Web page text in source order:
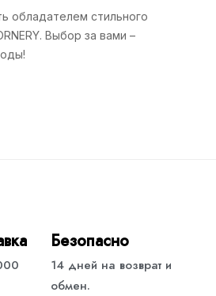
обладателем стильного
Выбор за вами –
Безопасно
14 дней на возврат и
обмен.